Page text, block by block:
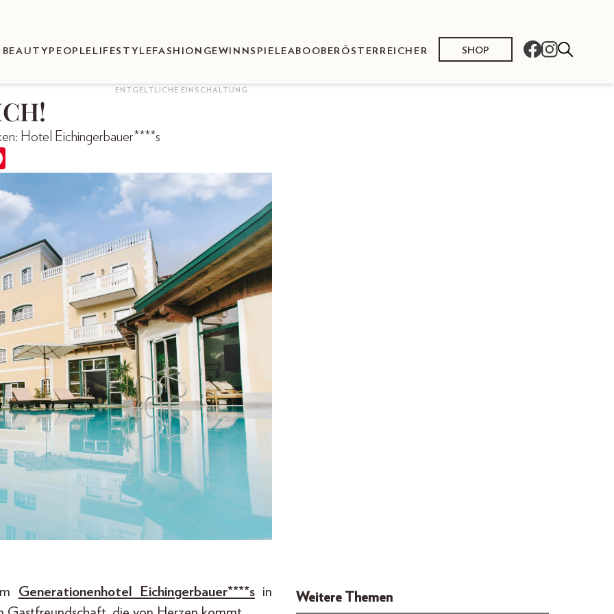
BEAUTY PEOPLE LIFESTYLEFASHION GEWINNSPIELEABO OBERÖSTERREICHER SHOP
ENTGELTLICHE EINSCHALTUNG
Hotel Eichingerbauer****s
Generationenhotel Eichingerbauer****sin
Weitere Themen